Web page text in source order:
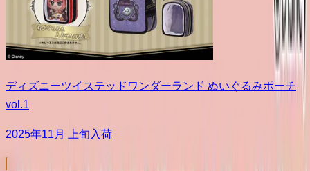
ディズニーツイステッドワンダーランド ぬいぐるみポーチ
vol.1
2025年11月 上旬入荷